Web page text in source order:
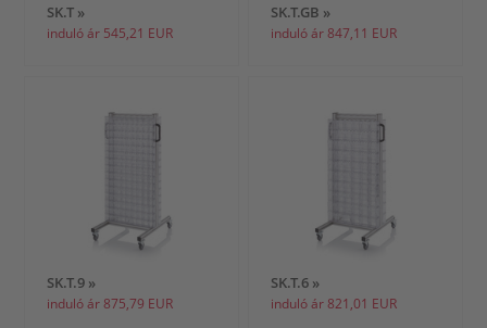
SK.T »
induló ár 545,21 EUR
SK.T.GB »
induló ár 847,11 EUR
SK.T.9 »
induló ár 875,79 EUR
SK.T.6 »
induló ár 821,01 EUR